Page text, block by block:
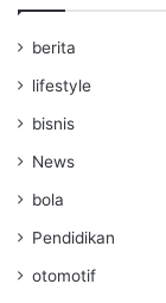
berita
lifestyle
bisnis
News
bola
Pendidikan
otomotif